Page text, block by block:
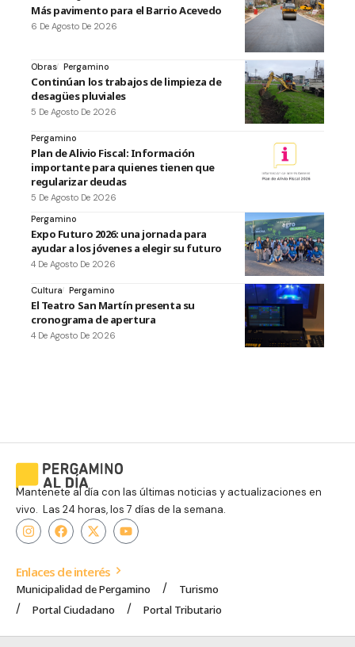
Más pavimento para el Barrio Acevedo
6 De Agosto De 2026
Obras Pergamino
Continúan los trabajos de limpieza de
desagües pluviales
5 De Agosto De 2026
Pergamino
Plan de Alivio Fiscal: Información
importante para quienes tienen que
regularizar deudas
5 De Agosto De 2026
Pergamino
Expo Futuro 2026: una jornada para
ayudar a los jóvenes a elegir su futuro
4 De Agosto De 2026
Cultura Pergamino
El Teatro San Martín presenta su
cronograma de apertura
4 De Agosto De 2026
Mantenete al día con las últimas noticias y actualizaciones en
vivo. Las 24 horas, los 7 días de la semana.
Enlaces de interés
Municipalidad de Pergamino
Turismo
Portal Ciudadano
Portal Tributario